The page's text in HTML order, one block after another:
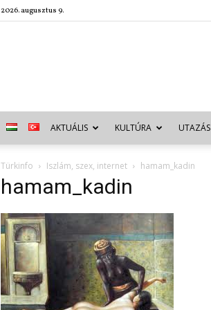
2026. augusztus 9.
AKTUÁLIS KULTÚRA UTAZÁS
Türkinfo Iszlám, szex, internet hamam_kadin
hamam_kadin